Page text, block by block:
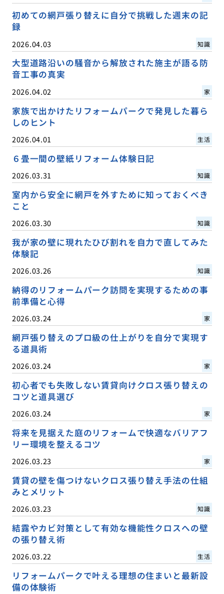
初めての網戸張り替えに自分で挑戦した週末の記
録
2026.04.03 知識
大型道路沿いの騒音から解放された施主が語る防
音工事の真実
2026.04.02 家
家族で出かけたリフォームパークで発見した暮ら
しのヒント
2026.04.01 生活
６畳一間の壁紙リフォーム体験日記
2026.03.31 知識
室内から安全に網戸を外すために知っておくべき
こと
2026.03.30 知識
我が家の壁に現れたひび割れを自力で直してみた
体験記
2026.03.26 知識
納得のリフォームパーク訪問を実現するための事
前準備と心得
2026.03.24 家
網戸張り替えのプロ級の仕上がりを自分で実現す
る道具術
2026.03.24 家
初心者でも失敗しない賃貸向けクロス張り替えの
コツと道具選び
2026.03.24 家
将来を見据えた庭のリフォームで快適なバリアフ
リー環境を整えるコツ
2026.03.23 家
賃貸の壁を傷つけないクロス張り替え手法の仕組
みとメリット
2026.03.23 知識
結露やカビ対策として有効な機能性クロスへの壁
の張り替え術
2026.03.22 生活
リフォームパークで叶える理想の住まいと最新設
備の体験術